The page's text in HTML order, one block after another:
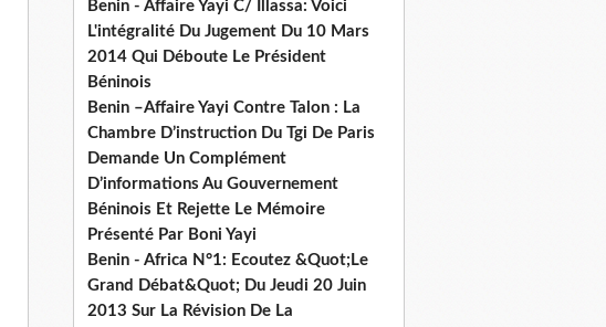
Benin - Affaire Yayi C/ Illassa: Voici
L'intégralité Du Jugement Du 10 Mars
2014 Qui Déboute Le Président
Béninois
Benin –Affaire Yayi Contre Talon : La
Chambre D’instruction Du Tgi De Paris
Demande Un Complément
D’informations Au Gouvernement
Béninois Et Rejette Le Mémoire
Présenté Par Boni Yayi
Benin - Africa N°1: Ecoutez &Quot;Le
Grand Débat&Quot; Du Jeudi 20 Juin
2013 Sur La Révision De La